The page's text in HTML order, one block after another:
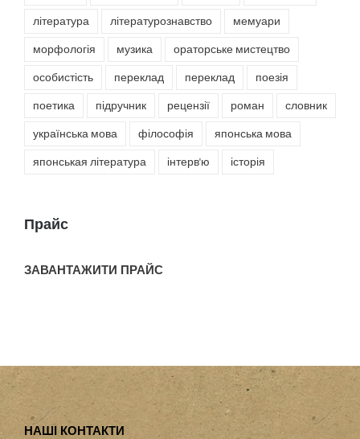
література літературознавство мемуари
морфологія музика ораторське мистецтво
особистість переклад переклад поезія
поетика підручник рецензії роман словник
українська мова філософія японська мова
японськая література інтерв'ю історія
Прайс
ЗАВАНТАЖИТИ ПРАЙС
НАШІ КОНТАКТИ